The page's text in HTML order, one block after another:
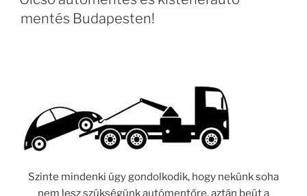
mentés Budapesten!
Szinte mindenki úgy gondolkodik, hogy nekünk soha